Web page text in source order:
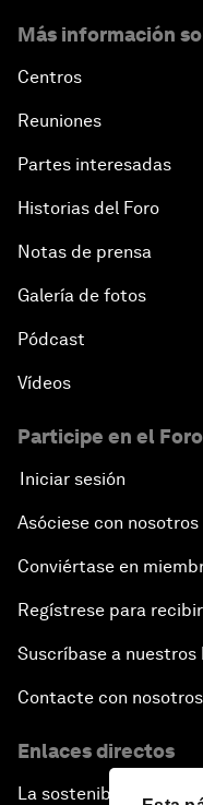
Más información
Centros
Reuniones
Partes interesadas
Historias del Foro
Notas de prensa
Galería de fotos
Pódcast
Vídeos
Participe en el Foro
Iniciar sesión
Asóciese con nosotros
Conviértase en
Regístrese para
Suscríbase a
Contacte con nosotros
Enlaces directos
La sostenibilidad en el